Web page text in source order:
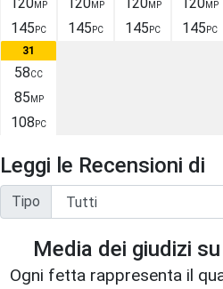
MP
145 PC
MP
145 PC
MP
145 PC
MP
145 PC
31
58CC
85 MP
108 PC
Leggi le Recensioni di
Tipo
Media dei giudizi su
Ogni fetta rappresenta il